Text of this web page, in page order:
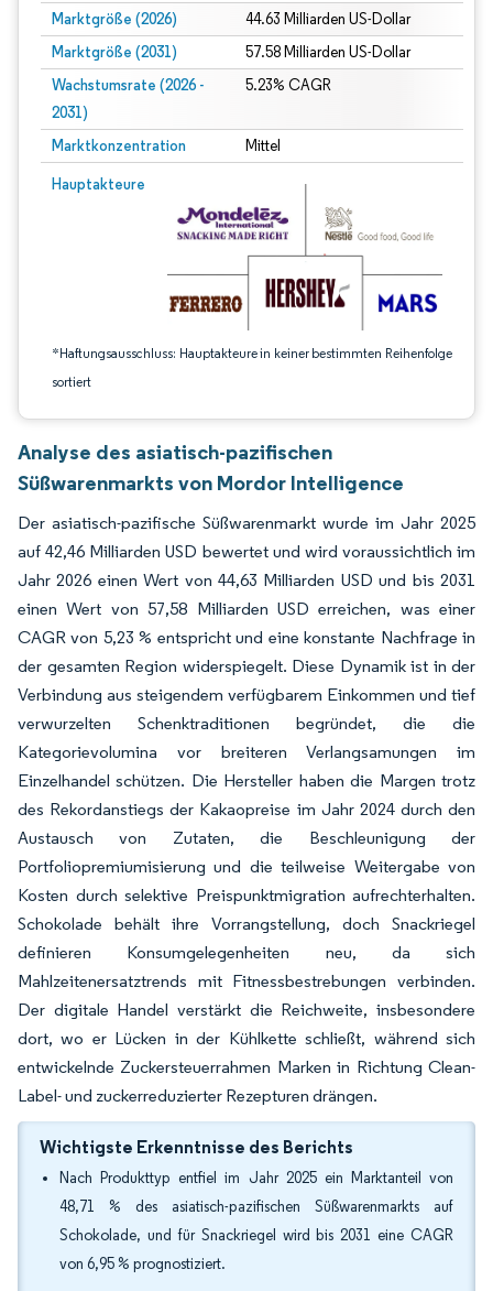
Marktgröße (2026) 44.63 Milliarden US-Dollar
Marktgröße (2031) 57.58 Milliarden US-Dollar
Wachstumsrate (2026 -
2031)
5.23% CAGR
Marktkonzentration Mittel
Hauptakteure
*Haftungsausschluss: Hauptakteure in keiner bestimmten Reihenfolge
sortiert
Bild © Mordor Intelligence. Wiederverwendung erfordert Namensnennung
Analyse des asiatisch-pazifischen
Süßwarenmarkts von Mordor Intelligence
Der asiatisch-pazifische Süßwarenmarkt wurde im Jahr 2025
auf 42,46 Milliarden USD bewertet und wird voraussichtlich im
Jahr 2026 einen Wert von 44,63 Milliarden USD und bis 2031
einen Wert von 57,58 Milliarden USD erreichen, was einer
CAGR von 5,23 % entspricht und eine konstante Nachfrage in
der gesamten Region widerspiegelt. Diese Dynamik ist in der
Verbindung aus steigendem verfügbarem Einkommen und tief
verwurzelten Schenktraditionen begründet, die die
Kategorievolumina vor breiteren Verlangsamungen im
Einzelhandel schützen. Die Hersteller haben die Margen trotz
des Rekordanstiegs der Kakaopreise im Jahr 2024 durch den
Austausch von Zutaten, die Beschleunigung der
Portfoliopremiumisierung und die teilweise Weitergabe von
Kosten durch selektive Preispunktmigration aufrechterhalten.
Schokolade behält ihre Vorrangstellung, doch Snackriegel
definieren Konsumgelegenheiten neu, da sich
Mahlzeitenersatztrends mit Fitnessbestrebungen verbinden.
Der digitale Handel verstärkt die Reichweite, insbesondere
dort, wo er Lücken in der Kühlkette schließt, während sich
entwickelnde Zuckersteuerrahmen Marken in Richtung Clean-
Label- und zuckerreduzierter Rezepturen drängen.
Wichtigste Erkenntnisse des Berichts
Nach Produkttyp entfiel im Jahr 2025 ein Marktanteil von
48,71 % des asiatisch-pazifischen Süßwarenmarkts auf
Schokolade, und für Snackriegel wird bis 2031 eine CAGR
von 6,95 % prognostiziert.